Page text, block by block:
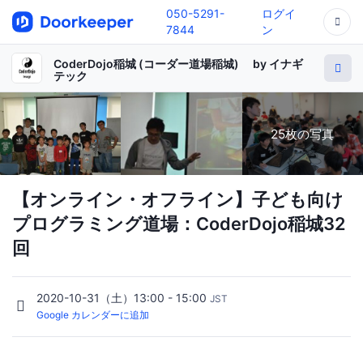
050-5291-
7844
ログイ
ン
CoderDojo稲城 (コーダー道場稲城) by イナギ
テック
25枚の写真
【オンライン・オフライン】子ども向け
プログラミング道場：CoderDojo稲城32
回
2020-10-31（土）13:00 - 15:00 JST
Google カレンダーに追加